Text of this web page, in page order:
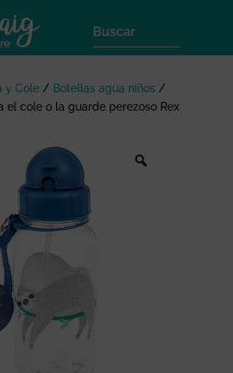
y Cole/ Botellas agua niños /
el cole o la guarde perezoso Rex